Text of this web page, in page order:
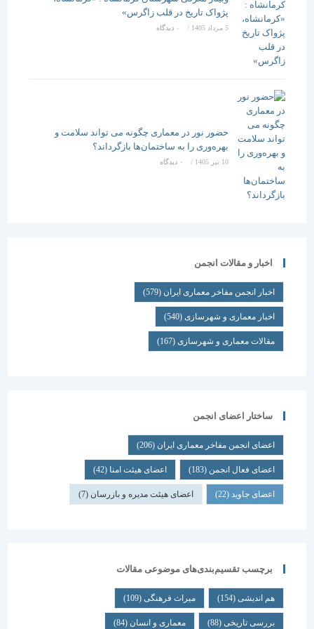
پژواک تاریخ در قلب زاگرس»
5 مرداد 1405 / ۰ دیدگاه
حضور نور در معماری چگونه می تواند سلامت و
بهره‌وری را به ساختمان‌ها بازگرداند؟
/ ۰ دیدگاه
اخبار و مقالات انجمن
اخبار انجمن مفاخر معماری ایران (579)
اخبار معماری و شهرسازی(540)
مقالات معماری و شهرسازی(167)
ساختار اعضای انجمن
اعضای انجمن مفاخر معماری ایران (206)
اعضای فعال انجمن(183) اعضای هیئت امنا(42)
اعضای جاوید(22) اعضای هیئت مدیره و بازرسان(7)
برچسب تقسیم‌بندی‌های موضوعی مقالات
هم اندیشی (154) میراث فرهنگی (109)
بررسی تاریخی (88) معماری و انسان (84)